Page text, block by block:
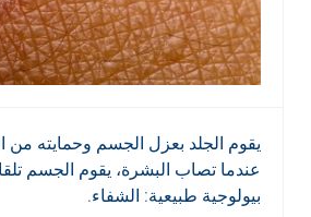
يقوم الجلد بعزل الجسم وحمايته من
عندما تصاب البشرة، يقوم الجسم
بيولوجية طبيعية: الشفاء.